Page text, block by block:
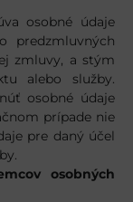
osobné údaje
predzmluvných
zmluvy, a stým
alebo služby.
osobné údaje
prípade nie
pre daný účel
osobných